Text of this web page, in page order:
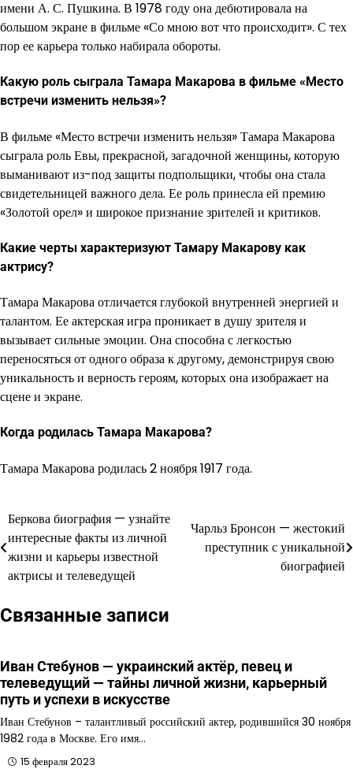
имени А. С. Пушкина. В 1978 году она дебютировала на
большом экране в фильме «Со мною вот что происходит». С тех
пор ее карьера только набирала обороты.
Какую роль сыграла Тамара Макарова в фильме «Место
встречи изменить нельзя»?
В фильме «Место встречи изменить нельзя» Тамара Макарова
сыграла роль Евы, прекрасной, загадочной женщины, которую
выманивают из-под защиты подпольщики, чтобы она стала
свидетельницей важного дела. Ее роль принесла ей премию
«Золотой орел» и широкое признание зрителей и критиков.
Какие черты характеризуют Тамару Макарову как
актрису?
Тамара Макарова отличается глубокой внутренней энергией и
талантом. Ее актерская игра проникает в душу зрителя и
вызывает сильные эмоции. Она способна с легкостью
переносяться от одного образа к другому, демонстрируя свою
уникальность и верность героям, которых она изображает на
сцене и экране.
Когда родилась Тамара Макарова?
Тамара Макарова родилась 2 ноября 1917 года.
Навигация
по
записям
Беркова биография — узнайте
интересные факты из личной
жизни и карьеры известной
актрисы и телеведущей
Чарльз Бронсон — жестокий
преступник с уникальной
биографией
Связанные записи
Иван Стебунов — украинский актёр, певец и
телеведущий — тайны личной жизни, карьерный
путь и успехи в искусстве
Иван Стебунов – талантливый российский актер, родившийся 30 ноября
1982 года в Москве. Его имя…
15 февраля 2023